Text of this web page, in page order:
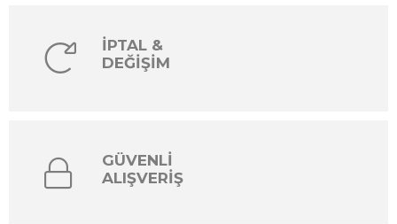
İPTAL &
DEĞİŞİM
GÜVENLİ
ALIŞVERİŞ